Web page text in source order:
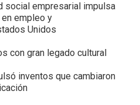
social empresarial impulsa
empleo y
Unidos
con gran legado cultural
inventos que cambiaron